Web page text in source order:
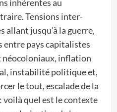
inhérentes au
Tensions inter-
jusqu’à la guerre,
pays capitalistes
néocoloniaux, inflation
instabilité politique et,
le tout, escalade de la
quel est le contexte